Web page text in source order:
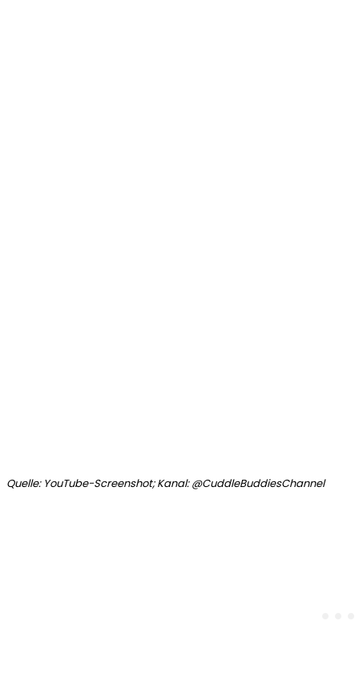
Quelle: YouTube-Screenshot; Kanal: @CuddleBuddiesChannel